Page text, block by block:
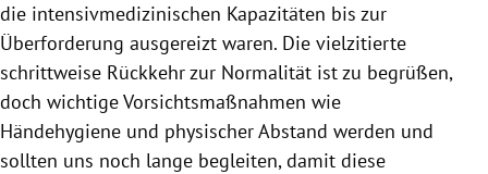
Behauptung: Es muss nur ein sehr kleiner Anteil
der Erkrankten stationär betreut werden, die
Konzentration auf den Spitals- und
Intensivbereich ist übertrieben.
die intensivmedizinischen Kapazitäten bis zur
Überforderung ausgereizt waren. Die vielzitierte
schrittweise Rückkehr zur Normalität ist zu begrüßen,
doch wichtige Vorsichtsmaßnahmen wie
Händehygiene und physischer Abstand werden und
sollten uns noch lange begleiten, damit diese